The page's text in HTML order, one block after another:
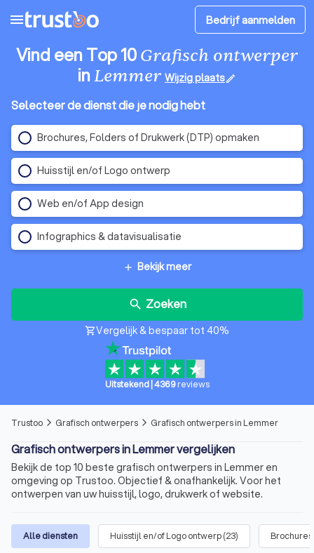
menu Bedrijf aanmelden
Vind een Top 10Grafisch ontwerper
inLemmer Wijzig plaatsedit
Selecteer de dienst die je nodig hebt
Brochures, Folders of Drukwerk (DTP) opmaken
Huisstijl en/of Logo ontwerp
Web en/of App design
Infographics & datavisualisatie
add Bekijk meer
search Zoeken
shopping_cartVergelijk & bespaar tot 40%
Uitstekend| 4369 reviews
Trustoo arrow_forward_ios Grafisch ontwerpers arrow_forward_ios Grafisch ontwerpers in Lemmer
Grafisch ontwerpers in Lemmer vergelijken
Bekijk de top 10 beste grafisch ontwerpers in Lemmer en
omgeving op Trustoo. Objectief & onafhankelijk. Voor het
ontwerpen van uw huisstijl, logo, drukwerk of website.
Alle diensten Huisstijl en/of Logo ontwerp(23)